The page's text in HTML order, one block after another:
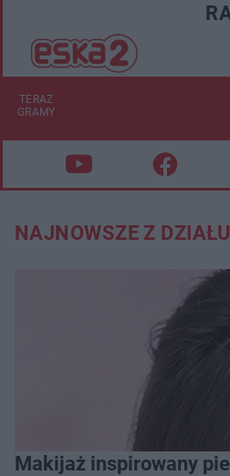
TERAZ
GRAMY
NAJNOWSZE Z
Makijaż inspirowany